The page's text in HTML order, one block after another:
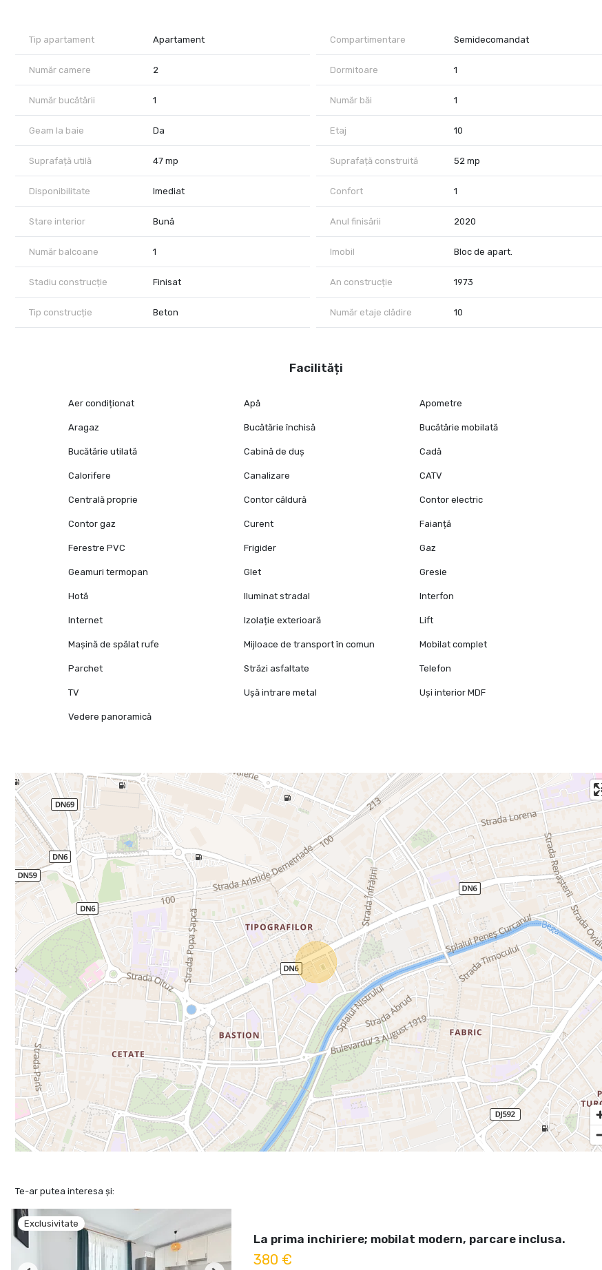
🔹 Bloc dotat cu lift
📌 Compartimentare:
👉 Living, dormitor, bucătărie, baie, balcon
🔹 Dotări: centrală termică proprie, aer condiționat, frigider, mașină de spălat rufe
📞 Pentru detalii și programare vizionare, sună acum. 👀
Tip apartament Apartament Compartimentare Semidecomandat
Număr camere 2 Dormitoare 1
Număr bucătării 1 Număr băi 1
Geam la baie Da Etaj 10
Suprafață utilă 47 mp Suprafață construită 52 mp
Disponibilitate Imediat Confort 1
Stare interior Bună Anul finisării 2020
Număr balcoane 1 Imobil Bloc de apart.
Stadiu construcție Finisat An construcție 1973
Tip construcție Beton Număr etaje clădire 10
Facilități
Aer condiționat Apă Apometre
Aragaz Bucătărie închisă Bucătărie mobilată
Bucătărie utilată Cabină de duș Cadă
Calorifere Canalizare CATV
Centrală proprie Contor căldură Contor electric
Contor gaz Curent Faianță
Ferestre PVC Frigider Gaz
Geamuri termopan Glet Gresie
Hotă Iluminat stradal Interfon
Internet Izolație exterioară Lift
Mașină de spălat rufe Mijloace de transport în comun Mobilat complet
Parchet Străzi asfaltate Telefon
TV Ușă intrare metal Uși interior MDF
Vedere panoramică
Te-ar putea interesa și:
Exclusivitate
La prima inchiriere; mobilat modern, parcare inclusa.
380 €